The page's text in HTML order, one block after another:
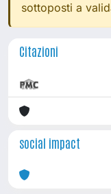
sottoposti a
Citazioni
social impact